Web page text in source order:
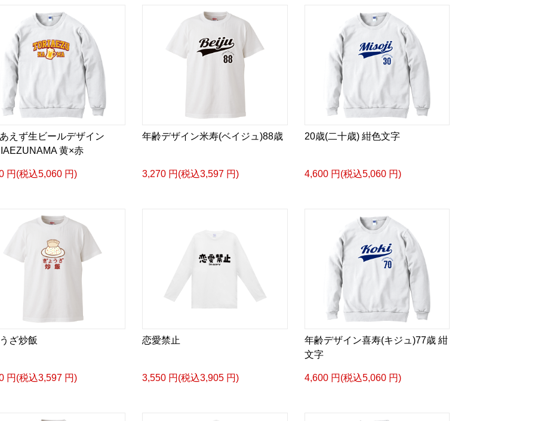
えず生ビールデザイン
黄×赤
円(税込5,060 円)
年齢デザイン米寿(ベイジュ)88歳
3,270 円(税込3,597 円)
20歳(二十歳) 紺色文字
4,600 円(税込5,060 円)
ざ炒飯
円(税込3,597 円)
恋愛禁止
3,550 円(税込3,905 円)
年齢デザイン喜寿(キジュ)77歳 紺
文字
4,600 円(税込5,060 円)